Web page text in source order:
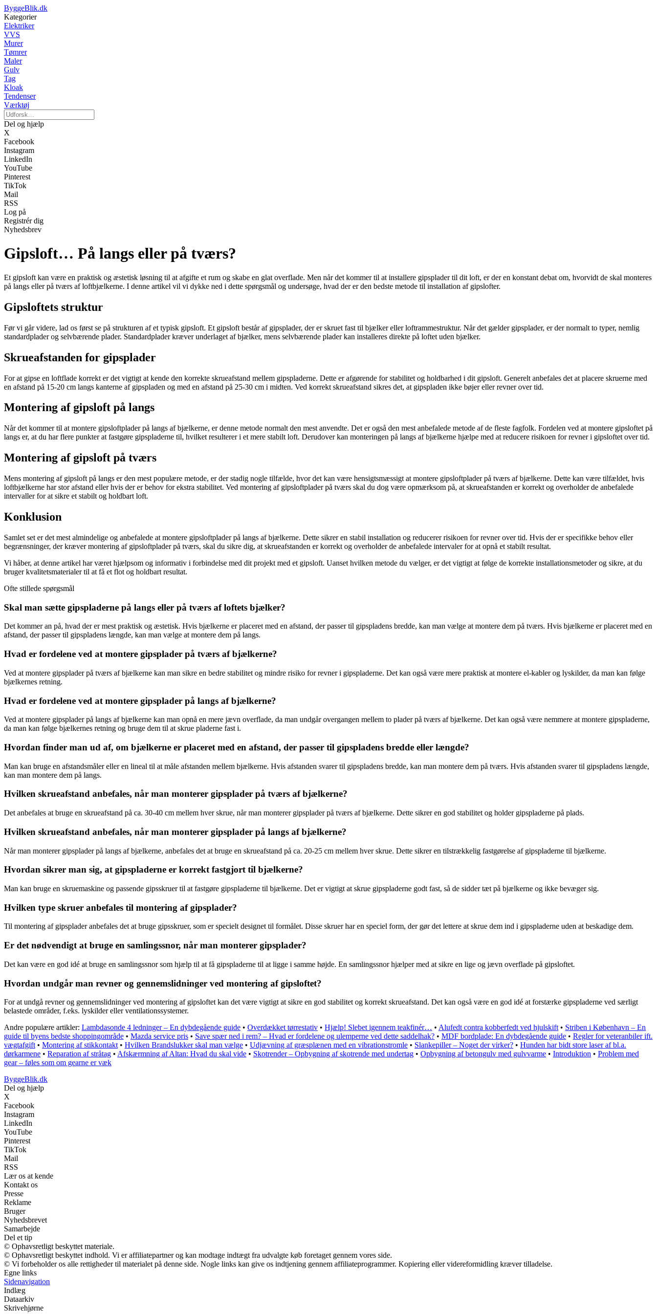
ByggeBlik.dk
Kategorier
Elektriker
VVS
Murer
Tømrer
Maler
Gulv
Tag
Kloak
Tendenser
Værktøj
Del og hjælp
X
Facebook
Instagram
LinkedIn
YouTube
Pinterest
TikTok
Mail
RSS
Log på
Registrér dig
Nyhedsbrev
Gipsloft… På langs eller på tværs?
Et gipsloft kan være en praktisk og æstetisk løsning til at afgifte et rum og skabe en glat overflade. Men når det kommer til at installere gipsplader til dit loft, er der en konstant debat om, hvorvidt de skal monteres
på langs eller på tværs af loftbjælkerne. I denne artikel vil vi dykke ned i dette spørgsmål og undersøge, hvad der er den bedste metode til installation af gipslofter.
Gipsloftets struktur
Før vi går videre, lad os først se på strukturen af et typisk gipsloft. Et gipsloft består af gipsplader, der er skruet fast til bjælker eller loftrammestruktur. Når det gælder gipsplader, er der normalt to typer, nemlig
standardplader og selvbærende plader. Standardplader kræver underlaget af bjælker, mens selvbærende plader kan installeres direkte på loftet uden bjælker.
Skrueafstanden for gipsplader
For at gipse en loftflade korrekt er det vigtigt at kende den korrekte skrueafstand mellem gipspladerne. Dette er afgørende for stabilitet og holdbarhed i dit gipsloft. Generelt anbefales det at placere skruerne med
en afstand på 15-20 cm langs kanterne af gipspladen og med en afstand på 25-30 cm i midten. Ved korrekt skrueafstand sikres det, at gipspladen ikke bøjer eller revner over tid.
Montering af gipsloft på langs
Når det kommer til at montere gipsloftplader på langs af bjælkerne, er denne metode normalt den mest anvendte. Det er også den mest anbefalede metode af de fleste fagfolk. Fordelen ved at montere gipsloftet på
langs er, at du har flere punkter at fastgøre gipspladerne til, hvilket resulterer i et mere stabilt loft. Derudover kan monteringen på langs af bjælkerne hjælpe med at reducere risikoen for revner i gipsloftet over tid.
Montering af gipsloft på tværs
Mens montering af gipsloft på langs er den mest populære metode, er der stadig nogle tilfælde, hvor det kan være hensigtsmæssigt at montere gipsloftplader på tværs af bjælkerne. Dette kan være tilfældet, hvis
loftbjælkerne har stor afstand eller hvis der er behov for ekstra stabilitet. Ved montering af gipsloftplader på tværs skal du dog være opmærksom på, at skrueafstanden er korrekt og overholder de anbefalede
intervaller for at sikre et stabilt og holdbart loft.
Konklusion
Samlet set er det mest almindelige og anbefalede at montere gipsloftplader på langs af bjælkerne. Dette sikrer en stabil installation og reducerer risikoen for revner over tid. Hvis der er specifikke behov eller
begrænsninger, der kræver montering af gipsloftplader på tværs, skal du sikre dig, at skrueafstanden er korrekt og overholder de anbefalede intervaler for at opnå et stabilt resultat.
Vi håber, at denne artikel har været hjælpsom og informativ i forbindelse med dit projekt med et gipsloft. Uanset hvilken metode du vælger, er det vigtigt at følge de korrekte installationsmetoder og sikre, at du
bruger kvalitetsmaterialer til at få et flot og holdbart resultat.
Ofte stillede spørgsmål
Skal man sætte gipspladerne på langs eller på tværs af loftets bjælker?
Det kommer an på, hvad der er mest praktisk og æstetisk. Hvis bjælkerne er placeret med en afstand, der passer til gipspladens bredde, kan man vælge at montere dem på tværs. Hvis bjælkerne er placeret med en
afstand, der passer til gipspladens længde, kan man vælge at montere dem på langs.
Hvad er fordelene ved at montere gipsplader på tværs af bjælkerne?
Ved at montere gipsplader på tværs af bjælkerne kan man sikre en bedre stabilitet og mindre risiko for revner i gipspladerne. Det kan også være mere praktisk at montere el-kabler og lyskilder, da man kan følge
bjælkernes retning.
Hvad er fordelene ved at montere gipsplader på langs af bjælkerne?
Ved at montere gipsplader på langs af bjælkerne kan man opnå en mere jævn overflade, da man undgår overgangen mellem to plader på tværs af bjælkerne. Det kan også være nemmere at montere gipspladerne,
da man kan følge bjælkernes retning og bruge dem til at skrue pladerne fast i.
Hvordan finder man ud af, om bjælkerne er placeret med en afstand, der passer til gipspladens bredde eller længde?
Man kan bruge en afstandsmåler eller en lineal til at måle afstanden mellem bjælkerne. Hvis afstanden svarer til gipspladens bredde, kan man montere dem på tværs. Hvis afstanden svarer til gipspladens længde,
kan man montere dem på langs.
Hvilken skrueafstand anbefales, når man monterer gipsplader på tværs af bjælkerne?
Det anbefales at bruge en skrueafstand på ca. 30-40 cm mellem hver skrue, når man monterer gipsplader på tværs af bjælkerne. Dette sikrer en god stabilitet og holder gipspladerne på plads.
Hvilken skrueafstand anbefales, når man monterer gipsplader på langs af bjælkerne?
Når man monterer gipsplader på langs af bjælkerne, anbefales det at bruge en skrueafstand på ca. 20-25 cm mellem hver skrue. Dette sikrer en tilstrækkelig fastgørelse af gipspladerne til bjælkerne.
Hvordan sikrer man sig, at gipspladerne er korrekt fastgjort til bjælkerne?
Man kan bruge en skruemaskine og passende gipsskruer til at fastgøre gipspladerne til bjælkerne. Det er vigtigt at skrue gipspladerne godt fast, så de sidder tæt på bjælkerne og ikke bevæger sig.
Hvilken type skruer anbefales til montering af gipsplader?
Til montering af gipsplader anbefales det at bruge gipsskruer, som er specielt designet til formålet. Disse skruer har en speciel form, der gør det lettere at skrue dem ind i gipspladerne uden at beskadige dem.
Er det nødvendigt at bruge en samlingssnor, når man monterer gipsplader?
Det kan være en god idé at bruge en samlingssnor som hjælp til at få gipspladerne til at ligge i samme højde. En samlingssnor hjælper med at sikre en lige og jævn overflade på gipsloftet.
Hvordan undgår man revner og gennemslidninger ved montering af gipsloftet?
For at undgå revner og gennemslidninger ved montering af gipsloftet kan det være vigtigt at sikre en god stabilitet og korrekt skrueafstand. Det kan også være en god idé at forstærke gipspladerne ved særligt
belastede områder, f.eks. lyskilder eller ventilationssystemer.
Andre populære artikler: Lambdasonde 4 ledninger – En dybdegående guide • Overdækket tørrestativ • Hjælp! Slebet igennem teakfinér… • Alufedt contra kobberfedt ved hjulskift • Striben i København – En
guide til byens bedste shoppingområde • Mazda service pris • Save spær ned i rem? – Hvad er fordelene og ulemperne ved dette saddelhak? • MDF bordplade: En dybdegående guide • Regler for veteranbiler ift.
vægtafgift • Montering af stikkontakt • Hvilken Brandslukker skal man vælge • Udjævning af græsplænen med en vibrationstromle • Slankepiller – Noget der virker? • Hunden har bidt store laser af bl.a.
dørkarmene • Reparation af stråtag • Afskærmning af Altan: Hvad du skal vide • Skotrender – Opbygning af skotrende med undertag • Opbygning af betongulv med gulvvarme • Introduktion • Problem med
gear – føles som om gearne er væk
ByggeBlik.dk
Del og hjælp
X
Facebook
Instagram
LinkedIn
YouTube
Pinterest
TikTok
Mail
RSS
Lær os at kende
Kontakt os
Presse
Reklame
Bruger
Nyhedsbrevet
Samarbejde
Del et tip
© Ophavsretligt beskyttet materiale.
© Ophavsretligt beskyttet indhold. Vi er affiliatepartner og kan modtage indtægt fra udvalgte køb foretaget gennem vores side.
© Vi forbeholder os alle rettigheder til materialet på denne side. Nogle links kan give os indtjening gennem affiliateprogrammer. Kopiering eller videreformidling kræver tilladelse.
Egne links
Sidenavigation
Indlæg
Dataarkiv
Skrivehjørne